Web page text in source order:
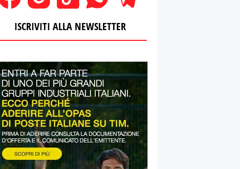
ISCRIVITI ALLA NEWSLETTER